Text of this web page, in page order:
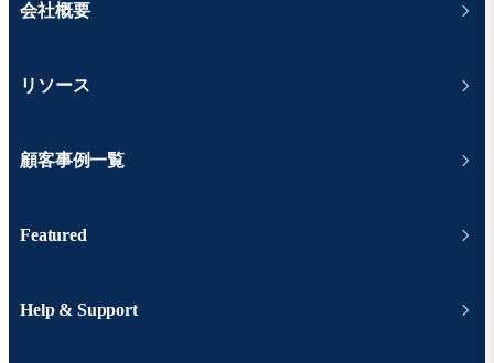
会社概要
リソース
顧客事例一覧
Featured
Help & Support